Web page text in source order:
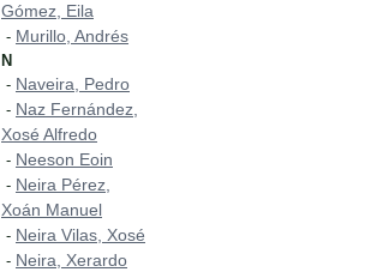
Gómez, Eila
- Murillo, Andrés
N
- Naveira, Pedro
- Naz Fernández,
Xosé Alfredo
- Neeson Eoin
- Neira Pérez,
Xoán Manuel
- Neira Vilas, Xosé
- Neira, Xerardo